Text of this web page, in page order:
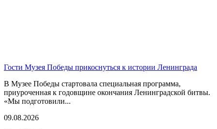
Гости Музея Победы прикоснуться к истории Ленинграда
В Музее Победы стартовала специальная программа,
приуроченная к годовщине окончания Ленинградской битвы.
«Мы подготовили...
09.08.2026